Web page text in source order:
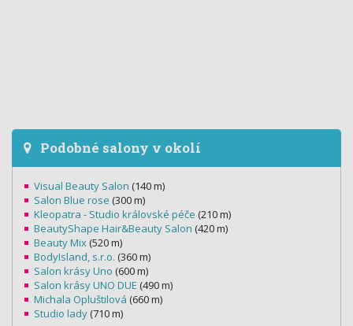
Podobné salony v okolí
Visual Beauty Salon (140 m)
Salon Blue rose (300 m)
Kleopatra - Studio královské péče (210 m)
BeautyShape Hair&Beauty Salon (420 m)
Beauty Mix (520 m)
BodyIsland, s.r.o. (360 m)
Salon krásy Uno (600 m)
Salon krásy UNO DUE (490 m)
Michala Opluštilová (660 m)
Studio lady (710 m)